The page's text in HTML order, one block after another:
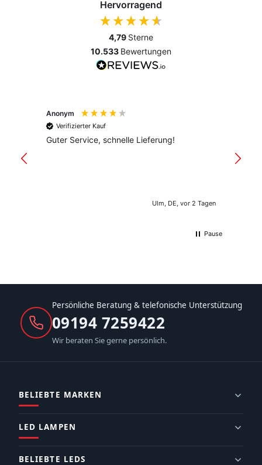
Hervorragend
4,79 Sterne
10.533 Bewertungen
Anonym
Verifizierter Kauf
Guter Service, schnelle Lieferung!
Ulm, DE, vor 2 Tagen
Pause
Persönliche Beratung & telefonische Unterstützung
09194 7259422
Wir beraten Sie gerne persönlich.
BELIEBTE MARKEN
LED LAMPEN
BELIEBTE LEDS